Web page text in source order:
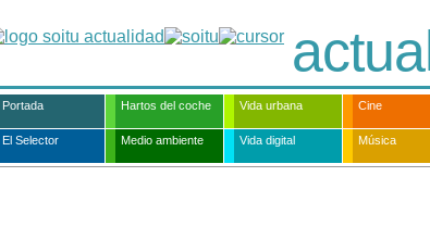
Portada Hartos del coche Vida urbana Cine
El Selector Medio ambiente Vida digital Música